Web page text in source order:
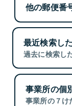
他の郵便番
最近検索し
過去に検索し
事業所の個
事業所の７け